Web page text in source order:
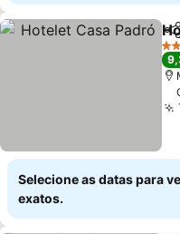
2
Selecione as datas para
exatos.